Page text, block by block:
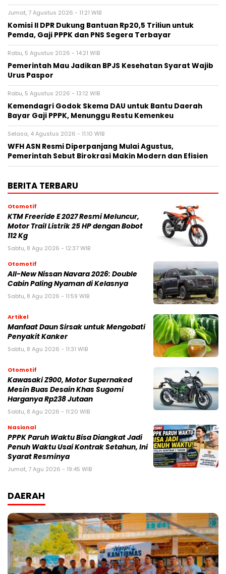
Jumat, 7 Agustus 2026 - 11:21 WIB
Komisi II DPR Dukung Bantuan Rp20,5 Triliun untuk
Pemda, Gaji PPPK dan PNS Segera Terbayar
Rabu, 5 Agustus 2026 - 14:21 WIB
Pemerintah Mau Jadikan BPJS Kesehatan Syarat Wajib
Urus Paspor
Rabu, 5 Agustus 2026 - 13:12 WIB
Kemendagri Godok Skema DAU untuk Bantu Daerah
Bayar Gaji PPPK, Menunggu Restu Kemenkeu
Selasa, 4 Agustus 2026 - 11:10 WIB
WFH ASN Resmi Diperpanjang Mulai Agustus,
Pemerintah Sebut Birokrasi Makin Modern dan Efisien
BERITA TERBARU
Otomotif
KTM Freeride E 2027 Resmi Meluncur,
Motor Trail Listrik 25 HP dengan Bobot
112 Kg
Sabtu, 8 Agu 2026 - 12:37 WIB
Otomotif
All-New Nissan Navara 2026: Double
Cabin Paling Nyaman di Kelasnya
Sabtu, 8 Agu 2026 - 11:59 WIB
Artikel
Manfaat Daun Sirsak untuk Mengobati
Penyakit Kanker
Sabtu, 8 Agu 2026 - 11:31 WIB
Otomotif
Kawasaki Z900, Motor Supernaked
Mesin Buas Desain Khas Sugomi
Harganya Rp238 Jutaan
Sabtu, 8 Agu 2026 - 11:20 WIB
Nasional
PPPK Paruh Waktu Bisa Diangkat Jadi
Penuh Waktu Usai Kontrak Setahun, Ini
Syarat Resminya
Jumat, 7 Agu 2026 - 19:45 WIB
DAERAH